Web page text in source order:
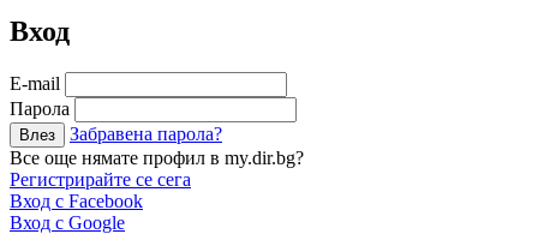
Вход
Е-mail
Парола
Забравена парола?
Все още нямате профил в my.dir.bg?
Регистрирайте се сега
Вход с Facebook
Вход с Google